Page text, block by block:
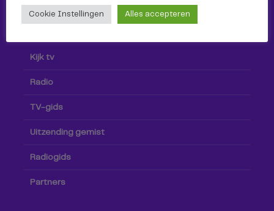
Kijk tv
Radio
TV-gids
Uitzending gemist
Radiogids
Partners
Cookie Instellingen Alles accepteren